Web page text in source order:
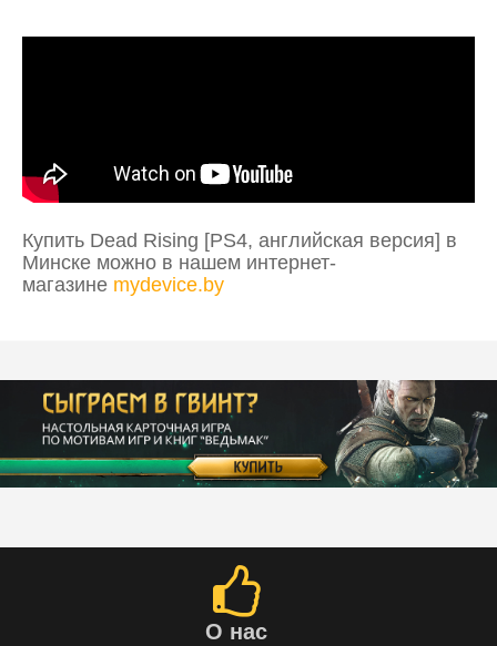
Купить Dead Rising [PS4, английская версия] в
Минске можно в нашем интернет-
магазине mydevice.by
О нас